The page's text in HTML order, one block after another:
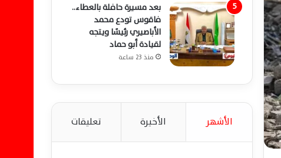
بعد مسيرة حافلة بالعطاء..
فاقوس تودع محمد
الأباصيري رئيسًا ويتجه
لقيادة أبو حماد
منذ 23 ساعة
الأشهر الأخيرة تعليقات